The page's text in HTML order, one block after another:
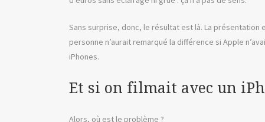
Sans surprise, donc, le résultat est là. La
personne n’aurait remarqué la différence si Apple
iPhones.
Et si on filmait avec un
Alors, où est le problème ?